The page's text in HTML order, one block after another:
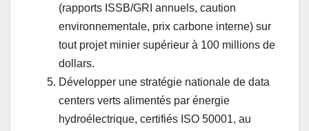
(rapports ISSB/GRI annuels, caution
environnementale, prix carbone interne) sur
tout projet minier supérieur à 100 millions de
dollars.
Développer une stratégie nationale de data
centers verts alimentés par énergie
hydroélectrique, certifiés ISO 50001, au